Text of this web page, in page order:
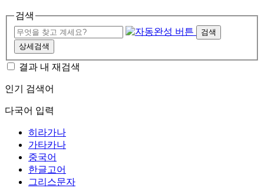
검색
검색
상세검색
결과 내 재검색
인기 검색어
다국어 입력
히라가나
가타카나
중국어
한글고어
그리스문자